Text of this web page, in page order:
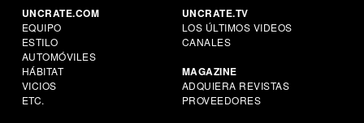
UNCRATE.COM
EQUIPO
ESTILO
AUTOMÓVILES
HÁBITAT
VICIOS
ETC.
UNCRATE.TV
LOS ÚLTIMOS VIDEOS
CANALES
MAGAZINE
ADQUIERA REVISTAS
PROVEEDORES